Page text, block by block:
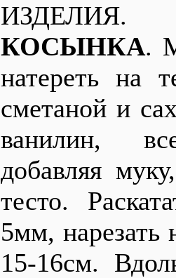
КОСЫНКА.
натереть на
сметаной и
ванилин,
добавляя
тесто.
5мм,
15-16см.